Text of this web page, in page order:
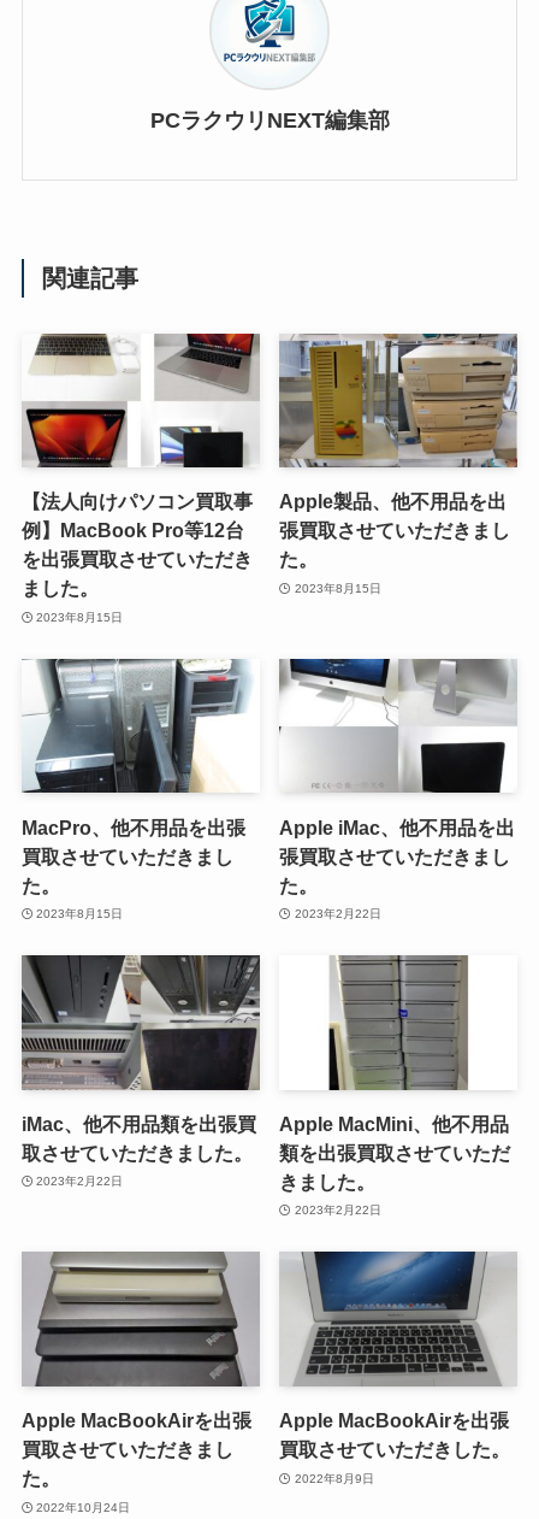
PCラクウリNEXT編集部
関連記事
【法人向けパソコン買取事
例】MacBook Pro等12台
を出張買取させていただき
ました。
2023年8月15日
Apple製品、他不用品を出
張買取させていただきまし
た。
2023年8月15日
MacPro、他不用品を出張
買取させていただきまし
た。
2023年8月15日
Apple iMac、他不用品を出
張買取させていただきまし
た。
2023年2月22日
iMac、他不用品類を出張買
取させていただきました。
2023年2月22日
Apple MacMini、他不用品
類を出張買取させていただ
きました。
2023年2月22日
Apple MacBookAirを出張
買取させていただきまし
た。
2022年10月24日
Apple MacBookAirを出張
買取させていただきした。
2022年8月9日